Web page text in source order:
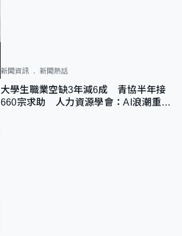
新聞資訊 新聞熱話
大學生職業空缺3年減6成 青協半年接
660宗求助 人力資源學會：AI浪潮重整